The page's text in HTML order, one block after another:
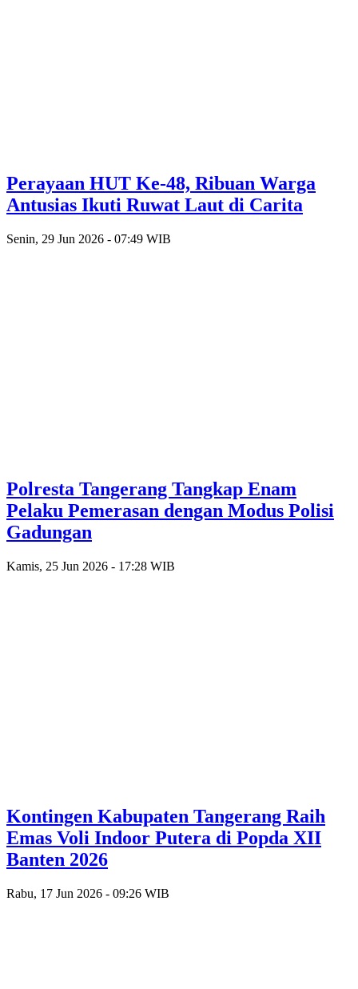
Perayaan HUT Ke-48, Ribuan Warga
Antusias Ikuti Ruwat Laut di Carita
Senin, 29 Jun 2026 - 07:49 WIB
Polresta Tangerang Tangkap Enam
Pelaku Pemerasan dengan Modus Polisi
Gadungan
Kamis, 25 Jun 2026 - 17:28 WIB
Kontingen Kabupaten Tangerang Raih
Emas Voli Indoor Putera di Popda XII
Banten 2026
Rabu, 17 Jun 2026 - 09:26 WIB